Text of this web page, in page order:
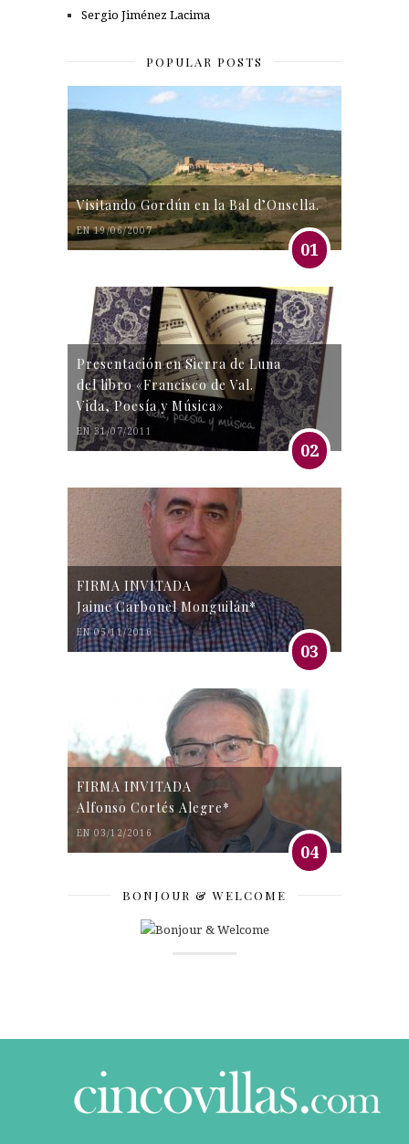
Sergio Jiménez Lacima
POPULAR POSTS
Visitando Gordún en la Bal d’Onsella.
EN 19/06/2007
01
Presentación en Sierra de Luna
del libro «Francisco de Val.
Vida, Poesía y Música»
EN 31/07/2011
02
FIRMA INVITADA
Jaime Carbonel Monguilán*
EN 05/11/2016
03
FIRMA INVITADA
Alfonso Cortés Alegre*
EN 03/12/2016
04
BONJOUR & WELCOME